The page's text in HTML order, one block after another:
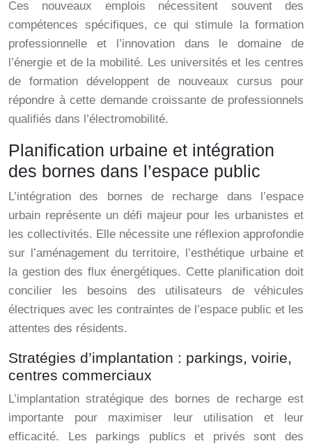
Ces nouveaux emplois nécessitent souvent des
compétences spécifiques, ce qui stimule la formation
professionnelle et l’innovation dans le domaine de
l’énergie et de la mobilité. Les universités et les centres
de formation développent de nouveaux cursus pour
répondre à cette demande croissante de professionnels
qualifiés dans l’électromobilité.
Planification urbaine et intégration
des bornes dans l’espace public
L’intégration des bornes de recharge dans l’espace
urbain représente un défi majeur pour les urbanistes et
les collectivités. Elle nécessite une réflexion approfondie
sur l’aménagement du territoire, l’esthétique urbaine et
la gestion des flux énergétiques. Cette planification doit
concilier les besoins des utilisateurs de véhicules
électriques avec les contraintes de l’espace public et les
attentes des résidents.
Stratégies d’implantation : parkings, voirie,
centres commerciaux
L’implantation stratégique des bornes de recharge est
importante pour maximiser leur utilisation et leur
efficacité. Les parkings publics et privés sont des